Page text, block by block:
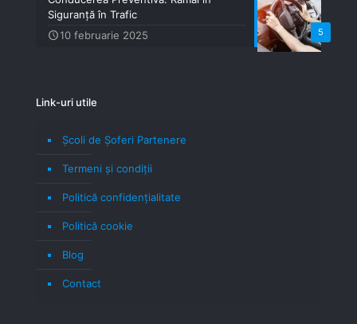
5
Siguranță în Trafic
10 februarie 2025
Link-uri utile
Școli de Șoferi Partenere
Termeni şi condiţii
Politică confidenţialitate
Politică cookie
Blog
Contact